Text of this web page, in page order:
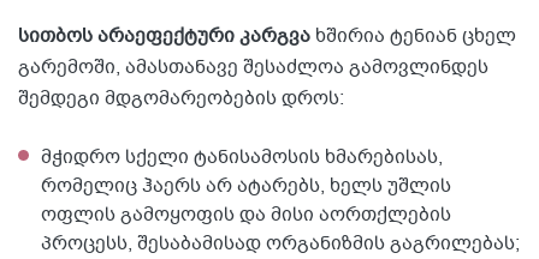
სითბოს არაეფექტური კარგვა ხშირია ტენიან ცხელ
გარემოში, ამასთანავე შესაძლოა გამოვლინდეს
შემდეგი მდგომარეობების დროს:
მჭიდრო სქელი ტანისამოსის ხმარებისას,
რომელიც ჰაერს არ ატარებს, ხელს უშლის
ოფლის გამოყოფის და მისი აორთქლების
პროცესს, შესაბამისად ორგანიზმის გაგრილებას;